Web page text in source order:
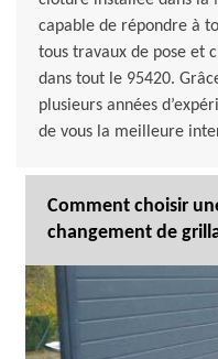
capable de répondre à
tous travaux de pose et
dans tout le 95420.
plusieurs années
de vous la meilleure
Comment choisir
changement de